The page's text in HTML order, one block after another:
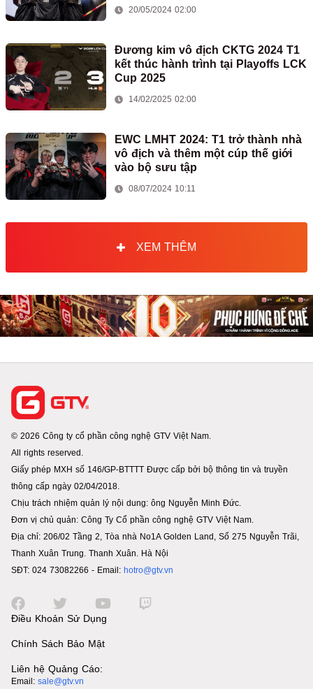
20/05/2024 02:00
Đương kim vô địch CKTG 2024 T1
kết thúc hành trình tại Playoffs LCK
Cup 2025
14/02/2025 02:00
EWC LMHT 2024: T1 trở thành nhà
vô địch và thêm một cúp thế giới
vào bộ sưu tập
08/07/2024 10:11
XEM THÊM
© 2026 Công ty cổ phần công nghệ GTV Việt Nam.
All rights reserved.
Giấy phép MXH số 146/GP-BTTTT Được cấp bởi bộ thông tin và truyền
thông cấp ngày 02/04/2018.
Chịu trách nhiệm quản lý nội dung: ông Nguyễn Minh Đức.
Đơn vị chủ quản: Công Ty Cổ phần công nghệ GTV Việt Nam.
Địa chỉ: 206/02 Tầng 2, Tòa nhà No1A Golden Land, Số 275 Nguyễn Trãi,
Thanh Xuân Trung. Thanh Xuân. Hà Nội
SĐT: 024 73082266 - Email: hotro@gtv.vn
Điều Khoản Sử Dụng
Chính Sách Bảo Mật
Liên hệ Quảng Cáo:
Email: sale@gtv.vn